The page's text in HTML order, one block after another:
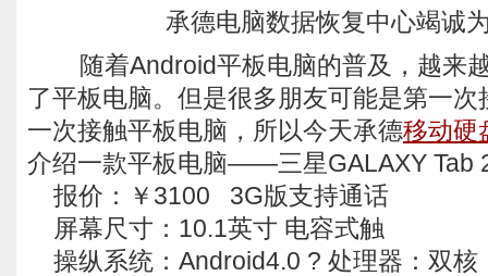
承德电脑数据恢复中心竭诚
随着Android平板电脑的普及，越来
了平板电脑。但是很多朋友可能是第一
一次接触平板电脑，所以今天承德移动硬
介绍一款平板电脑——三星GALAXY Tab
报价：￥3100 3G版支持通话
屏幕尺寸：10.1英寸 电容式触
操纵系统：Android4.0 ? 处理器：双核